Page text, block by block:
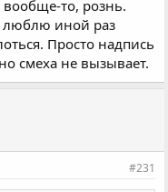
то, рознь.
люблю иной раз
Просто надпись
смеха не вызывает.
#231